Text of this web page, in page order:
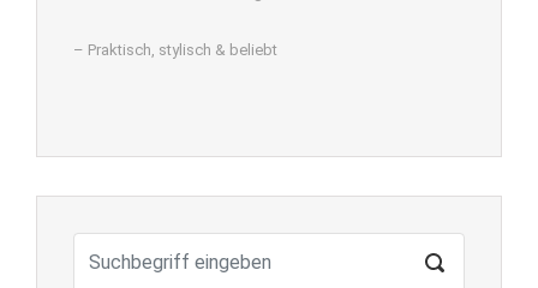
– Praktisch, stylisch & beliebt